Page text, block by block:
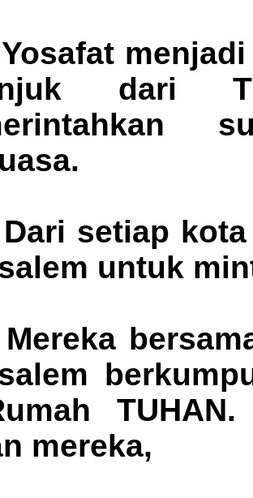
dari
setiap
untuk
mereka,